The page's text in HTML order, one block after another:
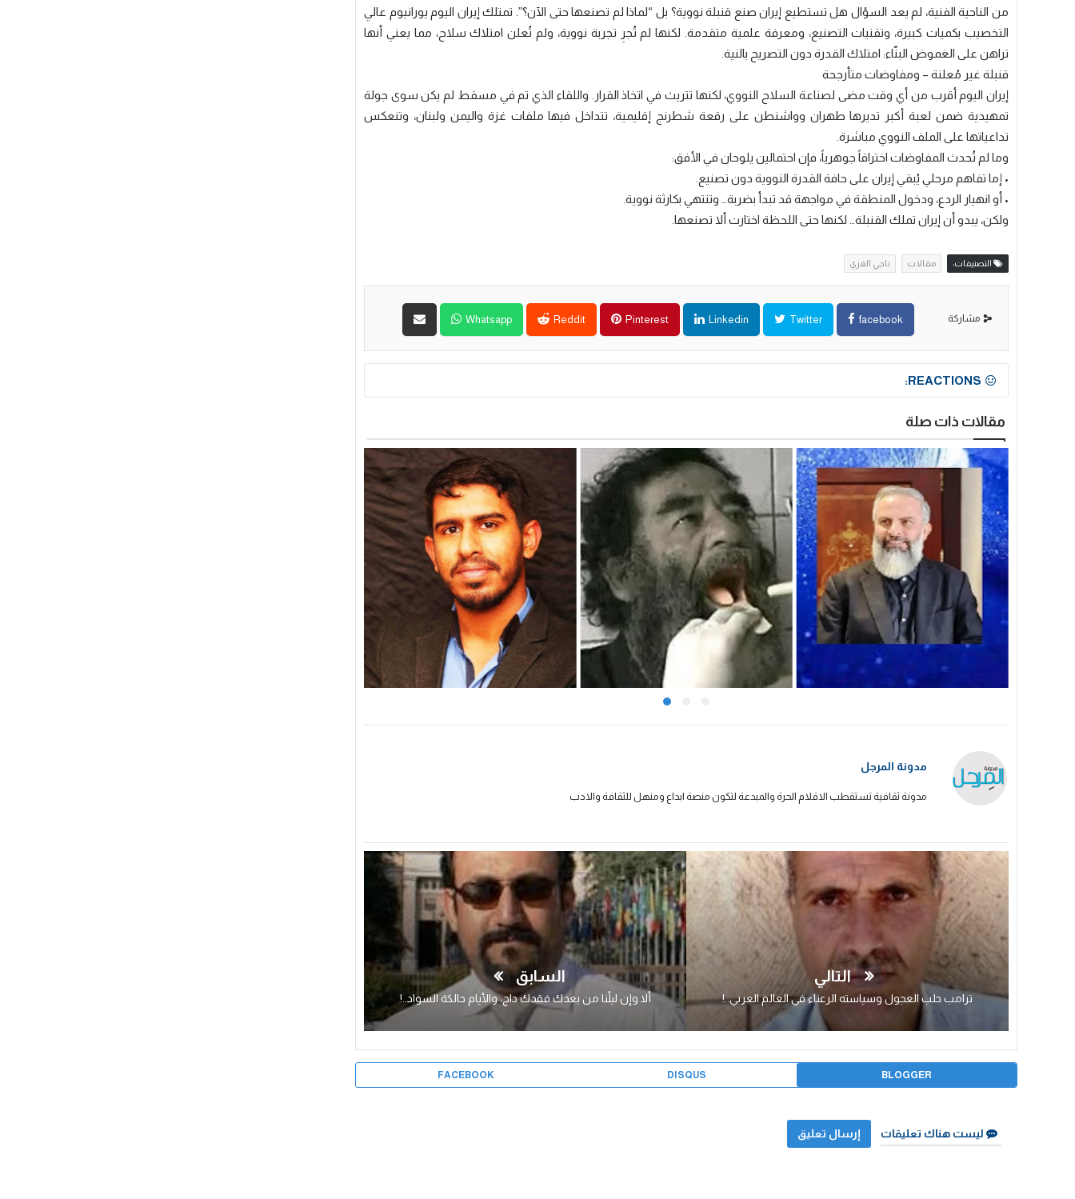
من الناحية الفنية، لم يعد السؤال هل تستطيع إيران صنع قنبلة نووية؟ بل “لماذا لم تصنعها حتى الآن؟”. تمتلك إيران اليوم يورانيوم عالي
التخصيب بكميات كبيرة، وتقنيات التصنيع، ومعرفة علمية متقدمة. لكنها لم تُجرِ تجربة نووية، ولم تُعلن امتلاك سلاح، مما يعني أنها
تراهن على الغموض البنّاء: امتلاك القدرة دون التصريح بالنية.
قنبلة غير مُعلنة – ومفاوضات متأرجحة
إيران اليوم أقرب من أي وقت مضى لصناعة السلاح النووي، لكنها تتريث في اتخاذ القرار. واللقاء الذي تم في مسقط لم يكن سوى جولة
تمهيدية ضمن لعبة أكبر تديرها طهران وواشنطن على رقعة شطرنج إقليمية، تتداخل فيها ملفات غزة واليمن ولبنان، وتنعكس
تداعياتها على الملف النووي مباشرة.
وما لم تُحدث المفاوضات اختراقاً جوهرياً، فإن احتمالين يلوحان في الأفق:
• إما تفاهم مرحلي يُبقي إيران على حافة القدرة النووية دون تصنيع.
• أو انهيار الردع، ودخول المنطقة في مواجهة قد تبدأ بضربة… وتنتهي بكارثة نووية.
ولكن، يبدو أن إيران تملك القنبلة… لكنها حتى اللحظة اختارت ألا تصنعها.
التصنيفات: مقالات ناجي الغزي
مشاركة facebook
Twitter
Linkedin
Pinterest
Reddit
Whatsapp
REACTIONS:
مقالات ذات صلة
مدونة المرجل
مدونة ثقافية تستقطب الاقلام الحرة والمبدعة لتكون منصة ابداع ومنهل للثقافة والادب
التالي
ترامب حلب العجول وسياسته الرعناء في العالم العربي..!
السابق
ألا وإن ليلُنا من بعدك فقدك داج، والأيام حالكة السواد..!
BLOGGER
DISQUS
FACEBOOK
ليست هناك تعليقات إرسال تعليق